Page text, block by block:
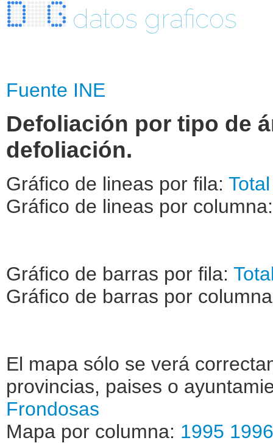
datos graficos
Fuente INE
Defoliación por tipo de
defoliación.
Gráfico de lineas por fila: Total
Gráfico de lineas por
Gráfico de barras por fila:
Gráfico de barras por
El mapa sólo se verá
provincias, paises o
Frondosas
Mapa por columna: 1995 1996